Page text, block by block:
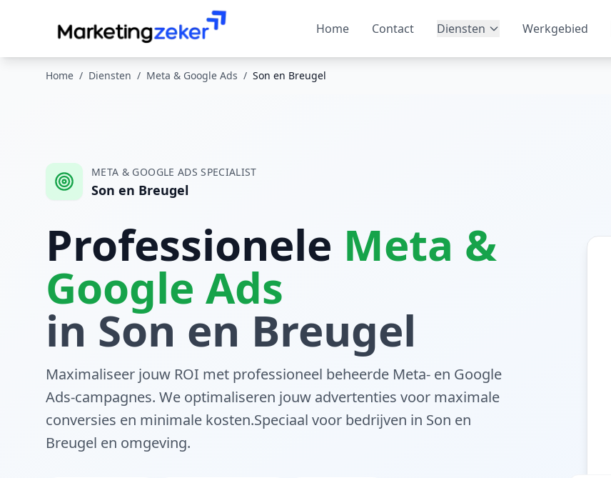
Home Contact Diensten Werkgebied
Home / Diensten / Meta & Google Ads / Son en Breugel
META & GOOGLE ADS SPECIALIST
Son en Breugel
Professionele Meta &
Google Ads
in Son en Breugel
Maximaliseer jouw ROI met professioneel beheerde Meta- en Google
Ads-campagnes. We optimaliseren jouw advertenties voor maximale
conversies en minimale kosten.Speciaal voor bedrijven in Son en
Breugel en omgeving.